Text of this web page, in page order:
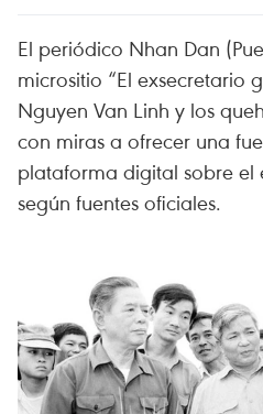
El periódico Nhan Dan
micrositio “El exsecretario
Nguyen Van Linh y los
con miras a ofrecer una
plataforma digital sobre el
según fuentes oficiales.